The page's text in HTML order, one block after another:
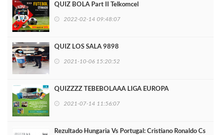
QUIZ BOLA Part II Telkomcel
2022-02-14 09:48:07
QUIZ LOS SALA 9898
2021-10-06 15:20:52
QUIZZZZ TEBEBOLAAA LIGA EUROPA
2021-07-14 11:56:07
Rezultado Hungaria Vs Portugal: Cristiano Ronaldo Cs